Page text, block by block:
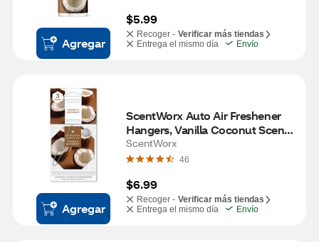
Agregar
$5.99
Recoger - Verificar más tiendas
Entrega el mismo día
Envío
Agregar
ScentWorx Auto Air Freshener
Hangers, Vanilla Coconut Scent,
3 ct
ScentWorx
46
$6.99
Recoger - Verificar más tiendas
Entrega el mismo día
Envío